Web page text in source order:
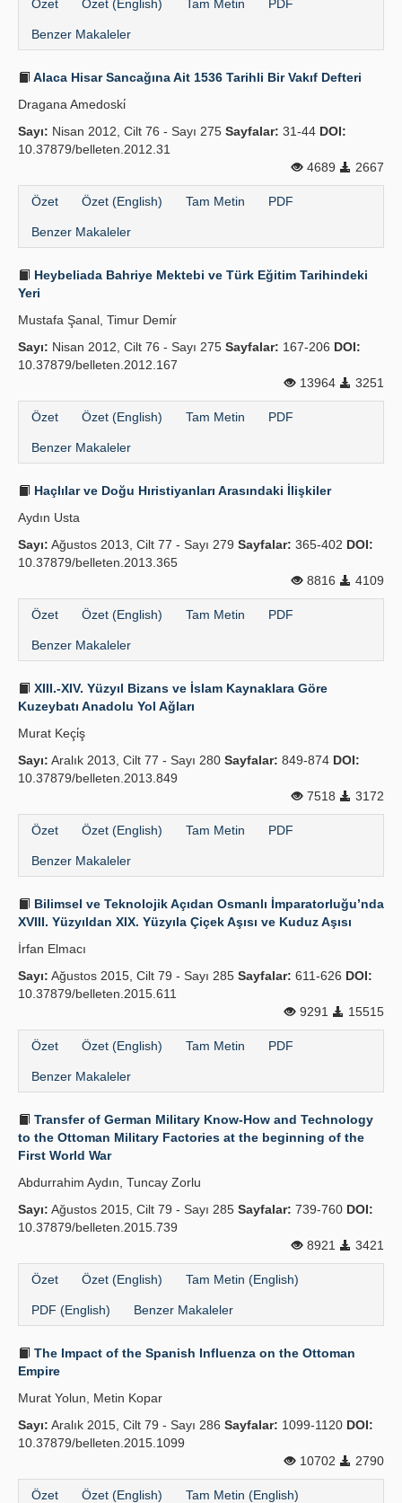
Özet Özet (English) Tam Metin PDF
Benzer Makaleler
Alaca Hisar Sancağına Ait 1536 Tarihli Bir Vakıf Defteri
Dragana Amedoski̇
Sayı: Nisan 2012, Cilt 76 - Sayı 275 Sayfalar: 31-44 DOI:
10.37879/belleten.2012.31
4689
2667
Özet Özet (English) Tam Metin PDF
Benzer Makaleler
Heybeliada Bahriye Mektebi ve Türk Eğitim Tarihindeki
Yeri
Mustafa Şanal, Timur Demi̇r
Sayı: Nisan 2012, Cilt 76 - Sayı 275 Sayfalar: 167-206 DOI:
10.37879/belleten.2012.167
13964
3251
Özet Özet (English) Tam Metin PDF
Benzer Makaleler
Haçlılar ve Doğu Hıristiyanları Arasındaki İlişkiler
Aydın Usta
Sayı: Ağustos 2013, Cilt 77 - Sayı 279 Sayfalar: 365-402 DOI:
10.37879/belleten.2013.365
8816
4109
Özet Özet (English) Tam Metin PDF
Benzer Makaleler
XIII.-XIV. Yüzyıl Bizans ve İslam Kaynaklara Göre
Kuzeybatı Anadolu Yol Ağları
Murat Keçi̇ş
Sayı: Aralık 2013, Cilt 77 - Sayı 280 Sayfalar: 849-874 DOI:
10.37879/belleten.2013.849
7518
3172
Özet Özet (English) Tam Metin PDF
Benzer Makaleler
Bilimsel ve Teknolojik Açıdan Osmanlı İmparatorluğu’nda
XVIII. Yüzyıldan XIX. Yüzyıla Çiçek Aşısı ve Kuduz Aşısı
İrfan Elmacı
Sayı: Ağustos 2015, Cilt 79 - Sayı 285 Sayfalar: 611-626 DOI:
10.37879/belleten.2015.611
9291
15515
Özet Özet (English) Tam Metin PDF
Benzer Makaleler
Transfer of German Military Know-How and Technology
to the Ottoman Military Factories at the beginning of the
First World War
Abdurrahim Aydın, Tuncay Zorlu
Sayı: Ağustos 2015, Cilt 79 - Sayı 285 Sayfalar: 739-760 DOI:
10.37879/belleten.2015.739
8921
3421
Özet Özet (English) Tam Metin (English)
PDF (English) Benzer Makaleler
The Impact of the Spanish Influenza on the Ottoman
Empire
Murat Yolun, Metin Kopar
Sayı: Aralık 2015, Cilt 79 - Sayı 286 Sayfalar: 1099-1120 DOI:
10.37879/belleten.2015.1099
10702
2790
Özet Özet (English) Tam Metin (English)